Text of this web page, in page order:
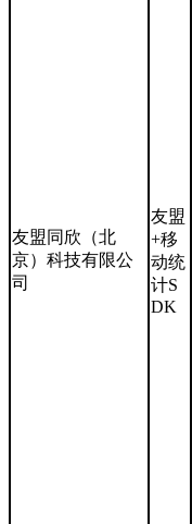
友盟同欣（北
京）科技有限公
司
友盟
+移
动统
计S
DK